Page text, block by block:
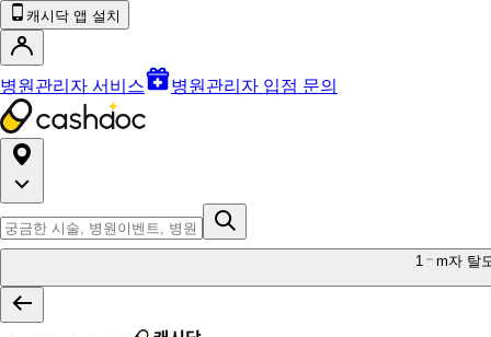
캐시닥 앱 설치
병원관리자 서비스 병원관리자 입점 문의
1 m자 탈